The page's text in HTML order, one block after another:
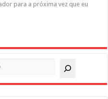
para a próxima vez que eu